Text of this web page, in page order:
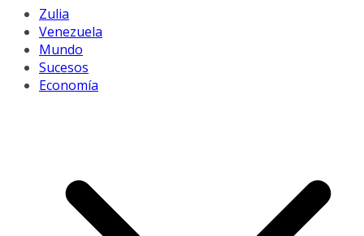
Zulia
Venezuela
Mundo
Sucesos
Economía